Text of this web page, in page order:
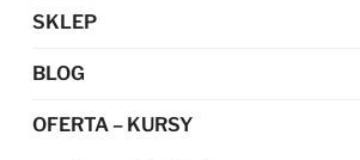
SKLEP
BLOG
OFERTA – KURSY